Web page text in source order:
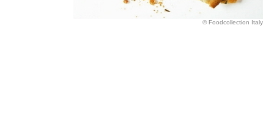
© Foodcollection Italy